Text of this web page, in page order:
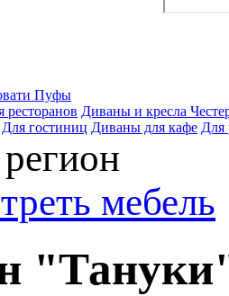
Пуфы
ресторанов Диваны и кресла
Для гостиниц Диваны для кафе Для
мебель